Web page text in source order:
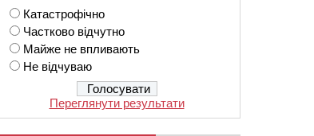
Катастрофічно
Частково відчутно
Майже не впливають
Не відчуваю
Переглянути результати